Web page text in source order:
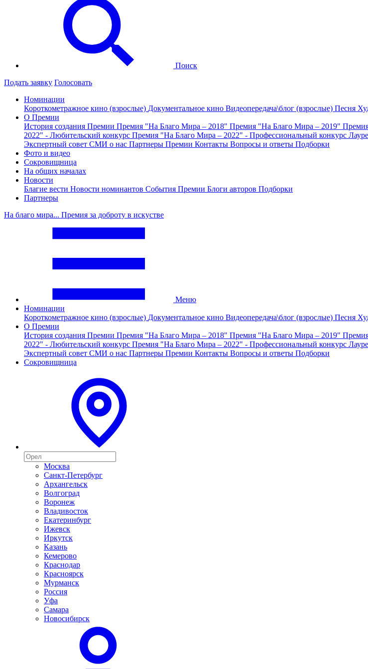
Поиск
Подать заявку Голосовать
Номинации
Короткометражное кино (взрослые) Документальное кино Видеопередача\блог (взрослые) Песня
О Премии
История создания Премии Премия "На Благо Мира – 2018" Премия "На Благо Мира – 2019"
2022" - Любительский конкурс Премия "На Благо Мира – 2022" - Профессиональный конкурс
Экспертный совет СМИ о нас Партнеры Премии Контакты Вопросы и ответы Подборки
Фото и видео
Сокровищница
На общих началах
Новости
Благие вести Новости номинантов События Премии Блоги авторов Подборки
Партнеры
На благо мира... Премия за доброту в искустве
Меню
Номинации
Короткометражное кино (взрослые) Документальное кино Видеопередача\блог (взрослые) Песня
О Премии
История создания Премии Премия "На Благо Мира – 2018" Премия "На Благо Мира – 2019"
2022" - Любительский конкурс Премия "На Благо Мира – 2022" - Профессиональный конкурс
Экспертный совет СМИ о нас Партнеры Премии Контакты Вопросы и ответы Подборки
Сокровищница
Москва
Санкт-Петербург
Архангельск
Волгоград
Воронеж
Владивосток
Екатеринбург
Ижевск
Иркутск
Казань
Кемерово
Краснодар
Красноярск
Мурманск
Россия
Уфа
Самара
Новосибирск